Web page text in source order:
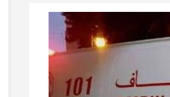
لقناة الكوفية
يونس ينظم لقاءً
يطلق حملة
فيديو: لقاء مع القيادي
الفلسطيني محمد دحلان
برنامج قصارى القول على
قناة روسـيــا اليوم